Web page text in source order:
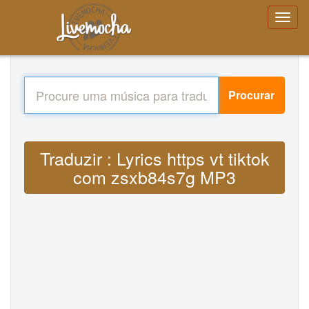
Procurar
Traduzir : Lyrics https vt tiktok
com zsxb84s7g MP3